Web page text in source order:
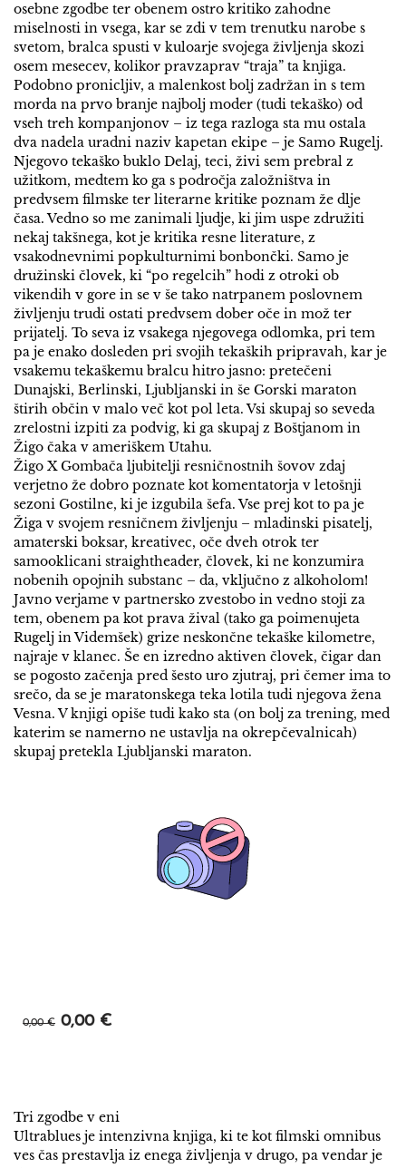
osebne zgodbe ter obenem ostro kritiko zahodne
miselnosti in vsega, kar se zdi v tem trenutku narobe s
svetom, bralca spusti v kuloarje svojega življenja skozi
osem mesecev, kolikor pravzaprav “traja” ta knjiga.
Podobno pronicljiv, a malenkost bolj zadržan in s tem
morda na prvo branje najbolj moder (tudi tekaško) od
vseh treh kompanjonov – iz tega razloga sta mu ostala
dva nadela uradni naziv kapetan ekipe – je Samo Rugelj.
Njegovo tekaško buklo Delaj, teci, živi sem prebral z
užitkom, medtem ko ga s področja založništva in
predvsem filmske ter literarne kritike poznam že dlje
časa. Vedno so me zanimali ljudje, ki jim uspe združiti
nekaj takšnega, kot je kritika resne literature, z
vsakodnevnimi popkulturnimi bonbončki. Samo je
družinski človek, ki “po regelcih” hodi z otroki ob
vikendih v gore in se v še tako natrpanem poslovnem
življenju trudi ostati predvsem dober oče in mož ter
prijatelj. To seva iz vsakega njegovega odlomka, pri tem
pa je enako dosleden pri svojih tekaških pripravah, kar je
vsakemu tekaškemu bralcu hitro jasno: pretečeni
Dunajski, Berlinski, Ljubljanski in še Gorski maraton
štirih občin v malo več kot pol leta. Vsi skupaj so seveda
zrelostni izpiti za podvig, ki ga skupaj z Boštjanom in
Žigo čaka v ameriškem Utahu.
Žigo X Gombača ljubitelji resničnostnih šovov zdaj
verjetno že dobro poznate kot komentatorja v letošnji
sezoni Gostilne, ki je izgubila šefa. Vse prej kot to pa je
Žiga v svojem resničnem življenju – mladinski pisatelj,
amaterski boksar, kreativec, oče dveh otrok ter
samooklicani straightheader, človek, ki ne konzumira
nobenih opojnih substanc – da, vključno z alkoholom!
Javno verjame v partnersko zvestobo in vedno stoji za
tem, obenem pa kot prava žival (tako ga poimenujeta
Rugelj in Videmšek) grize neskončne tekaške kilometre,
najraje v klanec. Še en izredno aktiven človek, čigar dan
se pogosto začenja pred šesto uro zjutraj, pri čemer ima to
srečo, da se je maratonskega teka lotila tudi njegova žena
Vesna. V knjigi opiše tudi kako sta (on bolj za trening, med
katerim se namerno ne ustavlja na okrepčevalnicah)
skupaj pretekla Ljubljanski maraton.
0,00 € 0,00 €
Tri zgodbe v eni
Ultrablues je intenzivna knjiga, ki te kot filmski omnibus
ves čas prestavlja iz enega življenja v drugo, pa vendar je